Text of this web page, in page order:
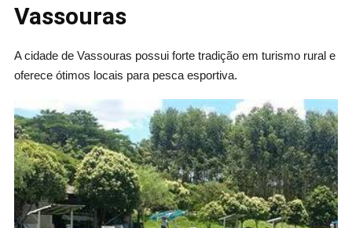
Vassouras
A cidade de Vassouras possui forte tradição em turismo rural e
oferece ótimos locais para pesca esportiva.